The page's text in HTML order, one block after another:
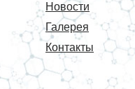
Новости
Галерея
Контакты